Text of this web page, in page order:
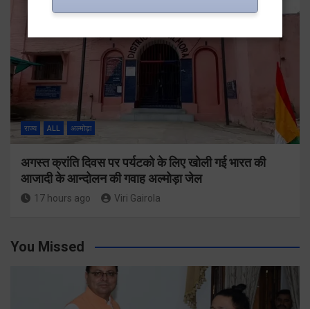
राज्य ALL अल्मोड़ा
अगस्त क्रांति दिवस पर पर्यटको के लिए खोली गई भारत की
आजादी के आन्दोलन की गवाह अल्मोड़ा जेल
17 hours ago Viri Gairola
You Missed